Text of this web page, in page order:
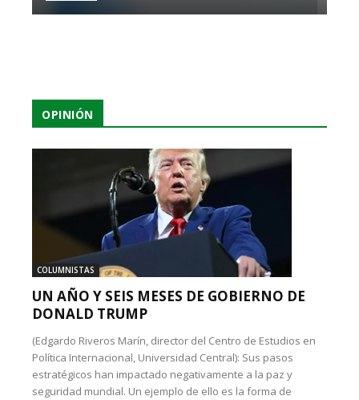
OPINIÓN
COLUMNISTAS
UN AÑO Y SEIS MESES DE GOBIERNO DE
DONALD TRUMP
(Edgardo Riveros Marín, director del Centro de Estudios en
Política Internacional, Universidad Central): Sus pasos
estratégicos han impactado negativamente a la paz y
seguridad mundial. Un ejemplo de ello es la forma de